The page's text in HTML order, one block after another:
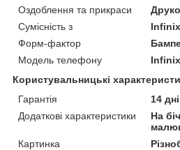
Оздоблення та прикраси
Сумісність з
Infinix
Форм-фактор
Модель телефону
Користувальницькі
Гарантія
14
Додаткові характеристики
На
Картинка